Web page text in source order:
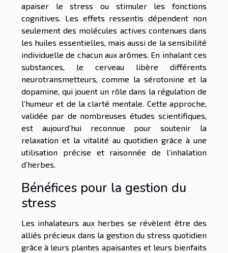
apaiser le stress ou stimuler les fonctions
cognitives. Les effets ressentis dépendent non
seulement des molécules actives contenues dans
les huiles essentielles, mais aussi de la sensibilité
individuelle de chacun aux arômes. En inhalant ces
substances, le cerveau libère différents
neurotransmetteurs, comme la sérotonine et la
dopamine, qui jouent un rôle dans la régulation de
l’humeur et de la clarté mentale. Cette approche,
validée par de nombreuses études scientifiques,
est aujourd’hui reconnue pour soutenir la
relaxation et la vitalité au quotidien grâce à une
utilisation précise et raisonnée de l’inhalation
d’herbes.
Bénéfices pour la gestion du
stress
Les inhalateurs aux herbes se révèlent être des
alliés précieux dans la gestion du stress quotidien
grâce à leurs plantes apaisantes et leurs bienfaits